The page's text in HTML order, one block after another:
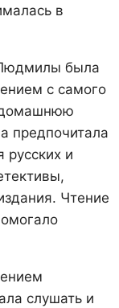
в
была
с самого
домашнюю
предпочитала
русских и
Чтение
слушать и